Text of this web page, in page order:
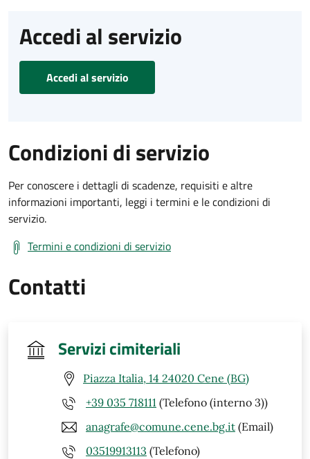
Accedi al servizio
Accedi al servizio
Condizioni di servizio
Per conoscere i dettagli di scadenze, requisiti e altre
informazioni importanti, leggi i termini e le condizioni di
servizio.
Termini e condizioni di servizio
Contatti
Servizi cimiteriali
Piazza Italia, 14 24020 Cene (BG)
+39 035 718111 (Telefono (interno 3))
anagrafe@comune.cene.bg.it (Email)
03519913113 (Telefono)